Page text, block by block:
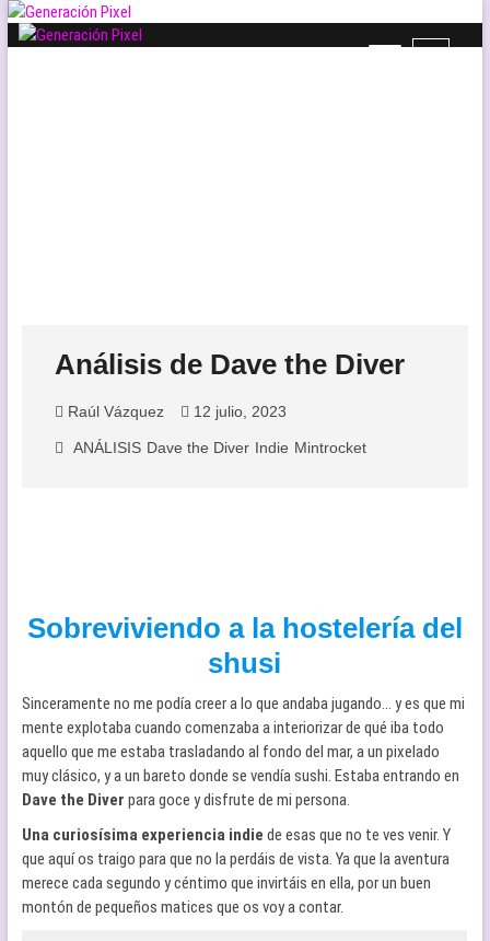
Saltar
B
Análisis de Dave the Diver
Raúl Vázquez 12 julio, 2023
ANÁLISIS Dave the Diver Indie Mintrocket
Sobreviviendo a la hostelería del
shusi
Sinceramente no me podía creer a lo que andaba jugando… y es que mi
mente explotaba cuando comenzaba a interiorizar de qué iba todo
aquello que me estaba trasladando al fondo del mar, a un pixelado
muy clásico, y a un bareto donde se vendía sushi. Estaba entrando en
Dave the Diver para goce y disfrute de mi persona.
Una curiosísima experiencia indie de esas que no te ves venir. Y
que aquí os traigo para que no la perdáis de vista. Ya que la aventura
merece cada segundo y céntimo que invirtáis en ella, por un buen
montón de pequeños matices que os voy a contar.